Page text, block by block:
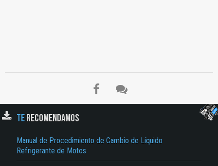
TERECOMENDAMOS
Manual de Procedimiento de Cambio de Líquido
Refrigerante de Motos